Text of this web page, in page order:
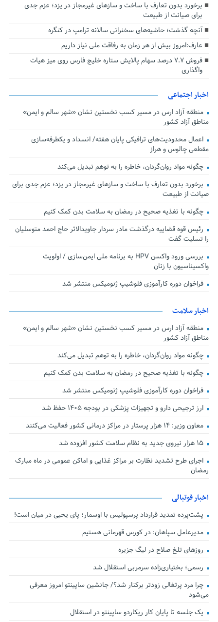
برخورد بدون تعارف با ساخت‌ و سازهای غیرمجاز در یزد؛ عزم جدی
برای صیانت از طبیعت
آنچه گذشت؛ حاشیه‌های سخنرانی سالانه ترامپ در کنگره
عارف:امروز بیش از هر زمان به رفاقت ملی نیاز داریم
فروش ۷.۷ درصد سهام پالایش ستاره خلیج فارس روی میز هیات
واگذاری
اخبار اجتماعی
منطقه آزاد ارس در مسیر کسب نخستین نشان «شهر سالم و ایمن»
مناطق آزاد کشور
اعمال محدودیت‌های ترافیکی پایان هفته/ انسداد و یکطرفه‌سازی
مقطعی چالوس و هراز
چگونه مواد روان‌گردان، خاطره را به توهم تبدیل می‌کند
برخورد بدون تعارف با ساخت‌ و سازهای غیرمجاز در یزد؛ عزم جدی برای
صیانت از طبیعت
چگونه با تغذیه صحیح در رمضان به سلامت بدن کمک کنیم
رئیس قوه قضاییه درگذشت مادر سردار جاویدالاثر حاج احمد متوسلیان
را تسلیت گفت
بررسی ورود واکسن HPV به برنامه ملی ایمن‌سازی / اولویت
واکسیناسیون با زنان
فراخوان دوره کارآموزی فلوشیپ ژنومیکس منتشر شد
اخبار سلامت
منطقه آزاد ارس در مسیر کسب نخستین نشان «شهر سالم و ایمن»
مناطق آزاد کشور
چگونه مواد روان‌گردان، خاطره را به توهم تبدیل می‌کند
چگونه با تغذیه صحیح در رمضان به سلامت بدن کمک کنیم
فراخوان دوره کارآموزی فلوشیپ ژنومیکس منتشر شد
ارز ترجیحی دارو و تجهیزات پزشکی در بودجه ۱۴۰۵ حفظ شد
معاون وزیر: ۱۴ هزار پرستار در مراکز درمانی کشور فعالیت می‌کنند
۱۵ هزار نیروی جدید به نظام سلامت کشور افزوده شد
اجرای طرح تشدید نظارت بر مراکز غذایی و اماکن عمومی در ماه مبارک
رمضان
اخبار فوتبالی
پشت‌پرده تمدید قرارداد پرسپولیس با اوسمار؛ پای یحیی در میان است!
مدیرعامل سپاهان: در کورس قهرمانی هستیم
روزهای تلخ صلاح در لیگ جزیره
رسمی؛ بختیاری‌زاده سرمربی استقلال شد
چرا مرد پرتغالی زودتر برکنار شد؟/ جانشین ساپینتو امروز معرفی
می‌شود
یک جلسه تا پایان کار ریکاردو ساپینتو در استقلال